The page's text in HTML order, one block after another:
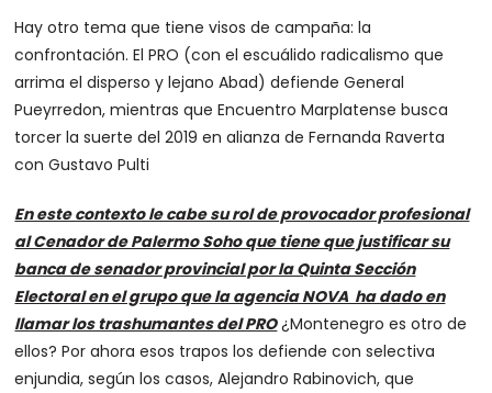
Hay otro tema que tiene visos de campaña: la
confrontación. El PRO (con el escuálido radicalismo que
arrima el disperso y lejano Abad) defiende General
Pueyrredon, mientras que Encuentro Marplatense busca
torcer la suerte del 2019 en alianza de Fernanda Raverta
con Gustavo Pulti
En este contexto le cabe su rol de provocador profesional
al Cenador de Palermo Soho que tiene que justificar su
banca de senador provincial por la Quinta Sección
Electoral en el grupo que la agencia NOVA ha dado en
llamar los trashumantes del PRO¿Montenegro es otro de
ellos? Por ahora esos trapos los defiende con selectiva
enjundia, según los casos, Alejandro Rabinovich, que